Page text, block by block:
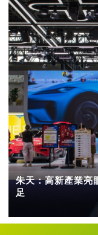
朱天：高新產業亮
足